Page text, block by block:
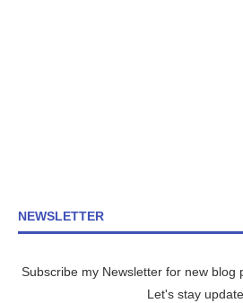
NEWSLETTER
Subscribe my Newsletter for new blog
Let's stay